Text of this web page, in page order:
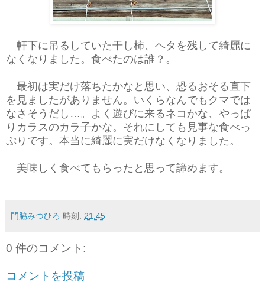
軒下に吊るしていた干し柿、ヘタを残して綺麗に
なくなりました。食べたのは誰？。
最初は実だけ落ちたかなと思い、恐るおそる直下
を見ましたがありません。いくらなんでもクマでは
なさそうだし…。よく遊びに来るネコかな、やっぱ
りカラスのカラ子かな。それにしても見事な食べっ
ぷりです。本当に綺麗に実だけなくなりました。
美味しく食べてもらったと思って諦めます。
門脇みつひろ 時刻: 21:45
0 件のコメント:
コメントを投稿